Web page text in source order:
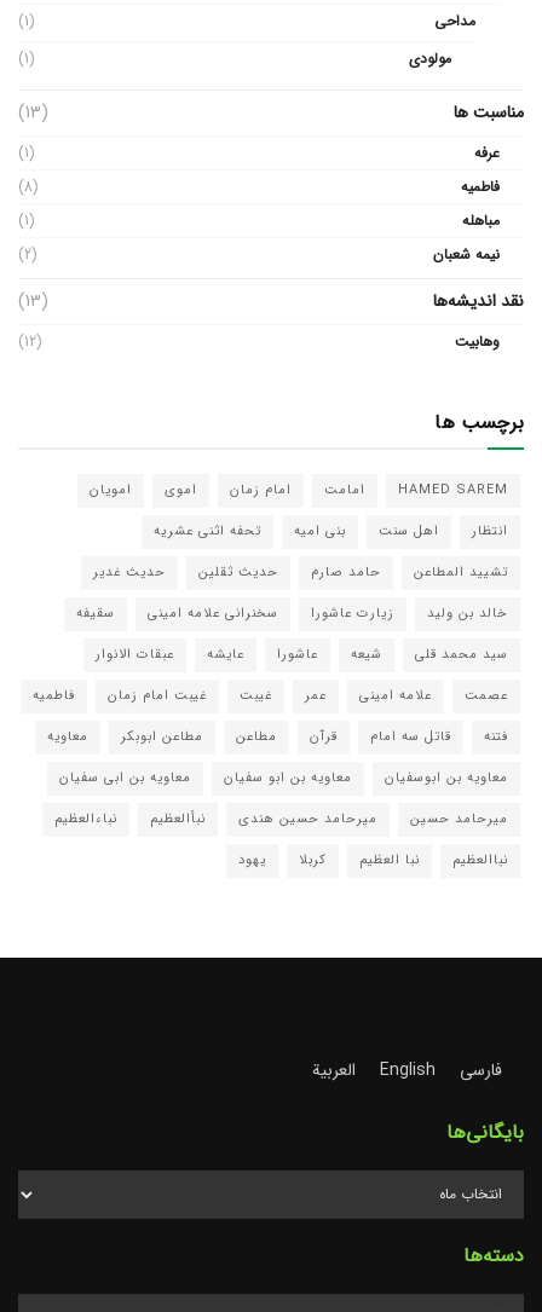
مداحی
(1)
مولودی
(1)
مناسبت ها (13)
عرفه
(1)
فاطمیه
(8)
مباهله
(1)
نیمه شعبان
(2)
نقد اندیشه‌ها (13)
وهابیت (12)
برچسب ها
HAMED SAREM امامت امام زمان اموی
امویان
انتظار
اهل سنت بنی امیه
تحفه اثنی عشریه
تشیید المطاعن
حامد صارم حدیث ثقلین
حدیث غدیر
خالد بن ولید
زیارت عاشورا سخنرانی علامه امینی
سقیفه
سید محمد قلی
شیعه عاشورا عایشه
عبقات الانوار
عصمت
علامه امینی عمر غیبت غیبت امام زمان
فاطمیه
فتنه
قاتل سه امام قرآن مطاعن مطاعن ابوبکر
معاویه
معاویه بن ابوسفیان
معاویه بن ابو سفیان
معاویه بن ابی سفیان
میرحامد حسین
میرحامد حسین هندی نبأالعظیم
نباءالعظیم
نباالعظیم
نبا العظیم کربلا یهود
فارسی English العربية
بایگانی‌ها
دسته‌ها